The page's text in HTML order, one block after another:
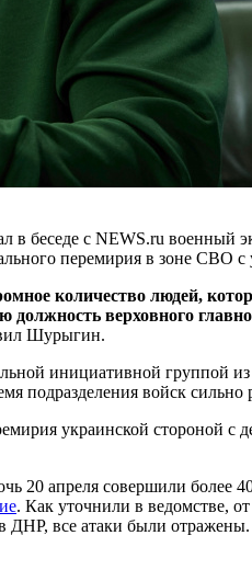
в беседе с NEWS.ru
перемирия в зоне СВО
количество людей,
верховного
Шурыгин.
инициативной группой
подразделения войск
украинской стороной
20 апреля совершили более
. Как уточнили в ведомстве,
ДНР, все атаки были отражены.